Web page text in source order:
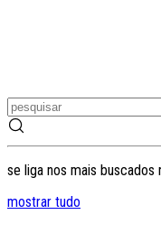
se liga nos mais buscados
mostrar tudo